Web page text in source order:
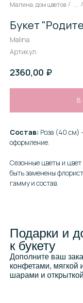
Малина, дом цветов / ... /
Букет
Malina
Артикул:
2360,00 ₽
В
Состав: Роза (40 см)
оформление.
Сезонные цветы и
быть заменены
гамму и состав.
Подарки и
к букету
Дополните ваш
конфетами, мягкой
шарами и открыткой